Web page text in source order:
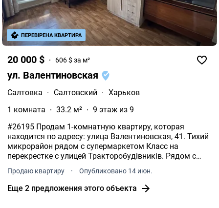
20 000 $ 606 $ за м²
ул. Валентиновская
Салтовка · Салтовский · Харьков
1 комната
33.2 м²
9 этаж из 9
#26195 Продам 1-комнатную квартиру, которая
находится по адресу: улица Валентиновская, 41. Тихий
микрорайон рядом с супермаркетом Класс на
перекрестке с улицей Тракторобудівників. Рядом с
домом также есть остановка наземного транспорта, 3
остановки до метро Студентська.
Продаю квартиру · Опубликовано 14 июн.
Еще 2 предложения этого объекта
ПЕРЕВІРЕНА КВАРТИРА